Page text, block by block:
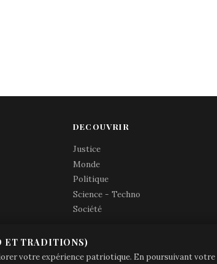
DECOUVRIR
Justice
Monde
Politique
Science - Techno
Société
© Brave Patrie +
ET TRADITIONS)
votre expérience patriotique. En poursuivant